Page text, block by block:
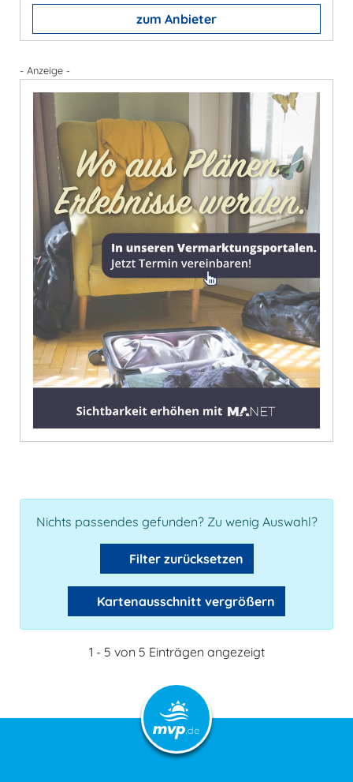
zum Anbieter
- Anzeige -
Nichts passendes gefunden? Zu wenig Auswahl?
Filter zurücksetzen
Kartenausschnitt vergrößern
1 - 5 von 5 Einträgen angezeigt